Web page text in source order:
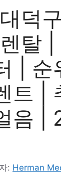
덕
탈 |
| 순
트 |
음 |
: Herman